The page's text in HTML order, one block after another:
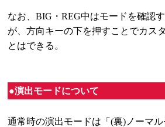
なお、BIG・REG中はモードを確認
が、方向キーの下を押すことでカス
とはできる。
●演出モードについて
通常時の演出モードは「(裏)ノーマ